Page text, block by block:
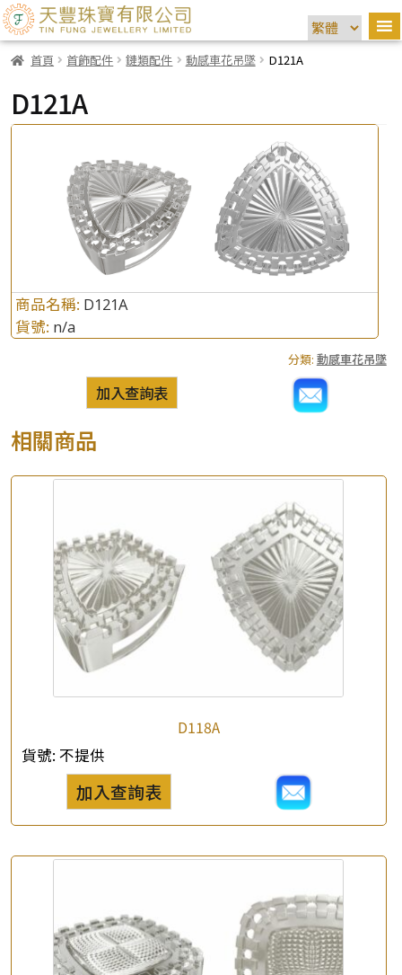
首頁 首飾配件 鏈類配件 動感車花吊墜 D121A
D121A
商品名稱: D121A
貨號: n/a
分類: 動感車花吊墜
加入查詢表
相關商品
D118A
貨號: 不提供
加入查詢表